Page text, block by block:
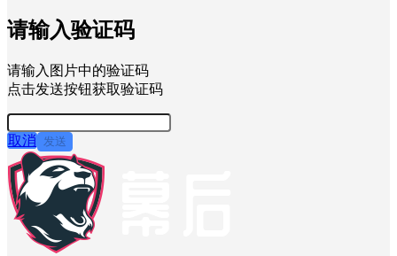
请输入验证码
请输入图片中的验证码
点击发送按钮获取验证码
取消 发送